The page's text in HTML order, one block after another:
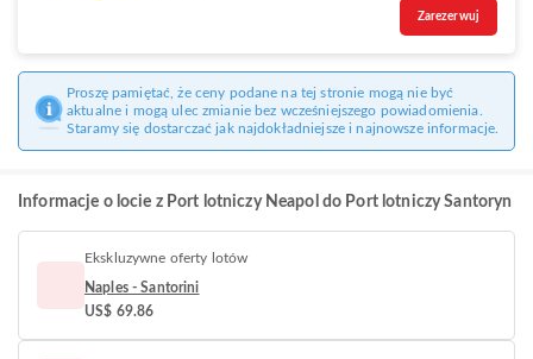
Zarezerwuj
Proszę pamiętać, że ceny podane na tej stronie mogą nie być
aktualne i mogą ulec zmianie bez wcześniejszego powiadomienia.
Staramy się dostarczać jak najdokładniejsze i najnowsze informacje.
Informacje o locie z Port lotniczy Neapol do Port lotniczy Santoryn
Ekskluzywne oferty lotów
Naples - Santorini
US$ 69.86